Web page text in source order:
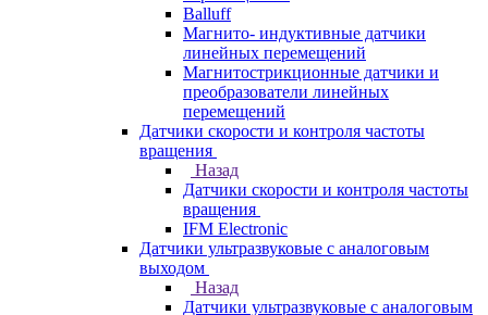
Balluff
Магнито- индуктивные датчики
линейных перемещений
Магнитострикционные датчики и
преобразователи линейных
перемещений
Датчики скорости и контроля частоты
вращения
Назад
Датчики скорости и контроля частоты
вращения
IFM Electronic
Датчики ультразвуковые с аналоговым
выходом
Назад
Датчики ультразвуковые с аналоговым